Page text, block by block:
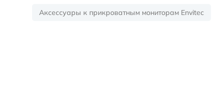
Аксессуары к прикроватным мониторам Envitec